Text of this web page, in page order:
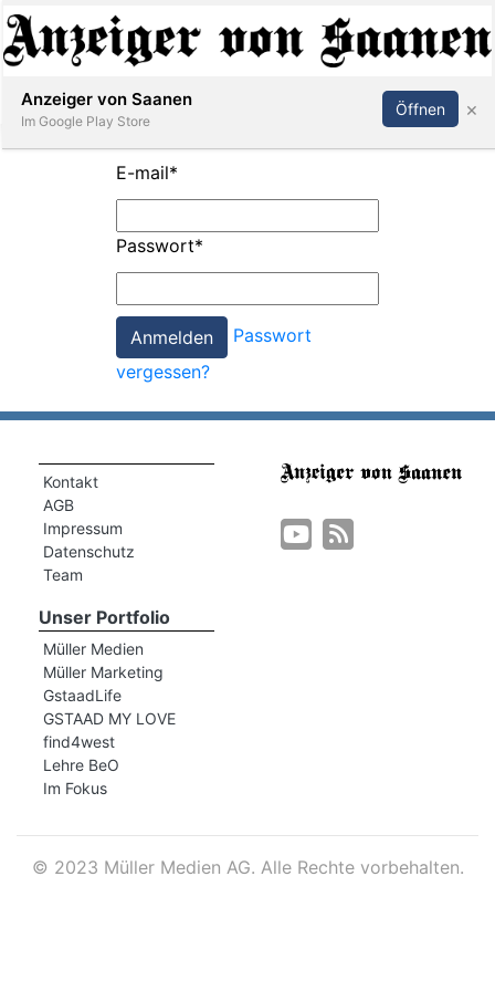
Abonnieren Anmelden
E-mail*
Passwort*
Passwort
vergessen?
Kontakt
AGB
Impressum
Datenschutz
Team
Unser Portfolio
Müller Medien
Müller Marketing
GstaadLife
GSTAAD MY LOVE
find4west
Lehre BeO
Im Fokus
© 2023 Müller Medien AG. Alle Rechte vorbehalten.
Anzeiger von Saanen
Im Google Play Store
Öffnen ×